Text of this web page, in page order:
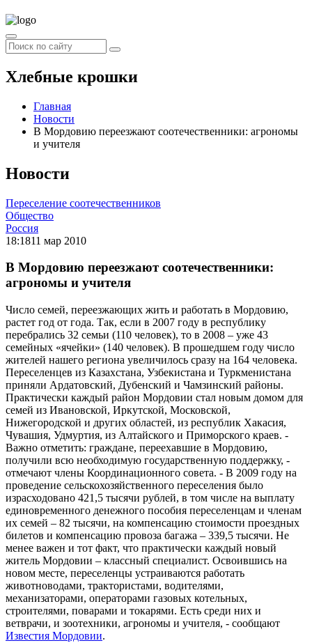
Хлебные крошки
Главная
Новости
В Мордовию переезжают соотечественники: агрономы
и учителя
Новости
Переселение соотечественников
Общество
Россия
18:1811 мар 2010
В Мордовию переезжают соотечественники:
агрономы и учителя
Число семей, переезжающих жить и работать в Мордовию,
растет год от года. Так, если в 2007 году в республику
перебрались 32 семьи (110 человек), то в 2008 – уже 43
семейных «ячейки» (140 человек). В прошедшем году число
жителей нашего региона увеличилось сразу на 164 человека.
Переселенцев из Казахстана, Узбекистана и Туркменистана
приняли Ардатовский, Дубенский и Чамзинский районы.
Практически каждый район Мордовии стал новым домом для
семей из Ивановской, Иркутской, Московской,
Нижегородской и других областей, из республик Хакасия,
Чувашия, Удмуртия, из Алтайского и Приморского краев. -
Важно отметить: граждане, переехавшие в Мордовию,
получили всю необходимую государственную поддержку, -
отмечают члены Координационного совета. - В 2009 году на
проведение сельскохозяйственного переселения было
израсходовано 421,5 тысячи рублей, в том числе на выплату
единовременного денежного пособия переселенцам и членам
их семей – 82 тысячи, на компенсацию стоимости проездных
билетов и компенсацию провоза багажа – 339,5 тысячи. Не
менее важен и тот факт, что практически каждый новый
житель Мордовии – классный специалист. Освоившись на
новом месте, переселенцы устраиваются работать
животноводами, трактористами, водителями,
механизаторами, операторами газовых котельных,
строителями, поварами и токарями. Есть среди них и
ветврачи, и зоотехники, агрономы и учителя, - сообщают
Известия Мордовии.